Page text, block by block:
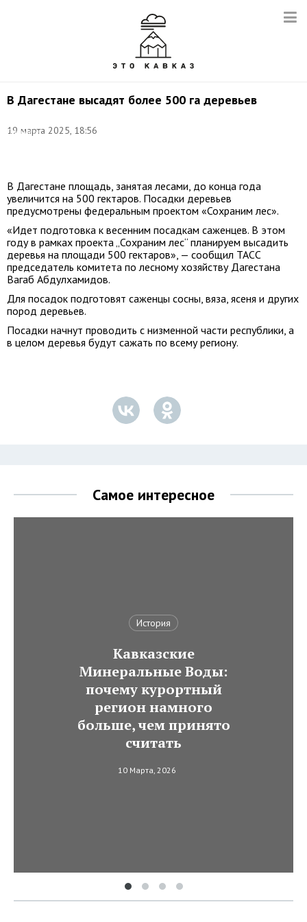
В Дагестане высадят более 500 га деревьев
19 марта 2025, 18:56
Данилкин
В Дагестане площадь, занятая лесами, до конца года
увеличится на 500 гектаров. Посадки деревьев
предусмотрены федеральным проектом «Сохраним лес».
«Идет подготовка к весенним посадкам саженцев. В этом
году в рамках проекта „Сохраним лес“ планируем высадить
деревья на площади 500 гектаров», — сообщил ТАСС
председатель комитета по лесному хозяйству Дагестана
Вагаб Абдулхамидов.
Для посадок подготовят саженцы сосны, вяза, ясеня и других
пород деревьев.
Посадки начнут проводить с низменной части республики, а
в целом деревья будут сажать по всему региону.
Самое интересное
История
Кавказские
Минеральные Воды:
почему курортный
регион намного
больше, чем принято
считать
10 Марта, 2026